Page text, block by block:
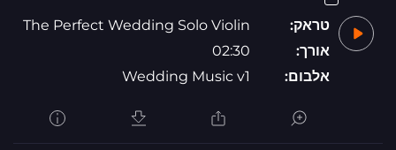
טראק:
The Perfect Wedding Solo Violin
אורך:
02:30
אלבום:
Wedding Music v1